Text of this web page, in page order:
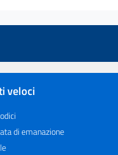
veloci
di emanazione